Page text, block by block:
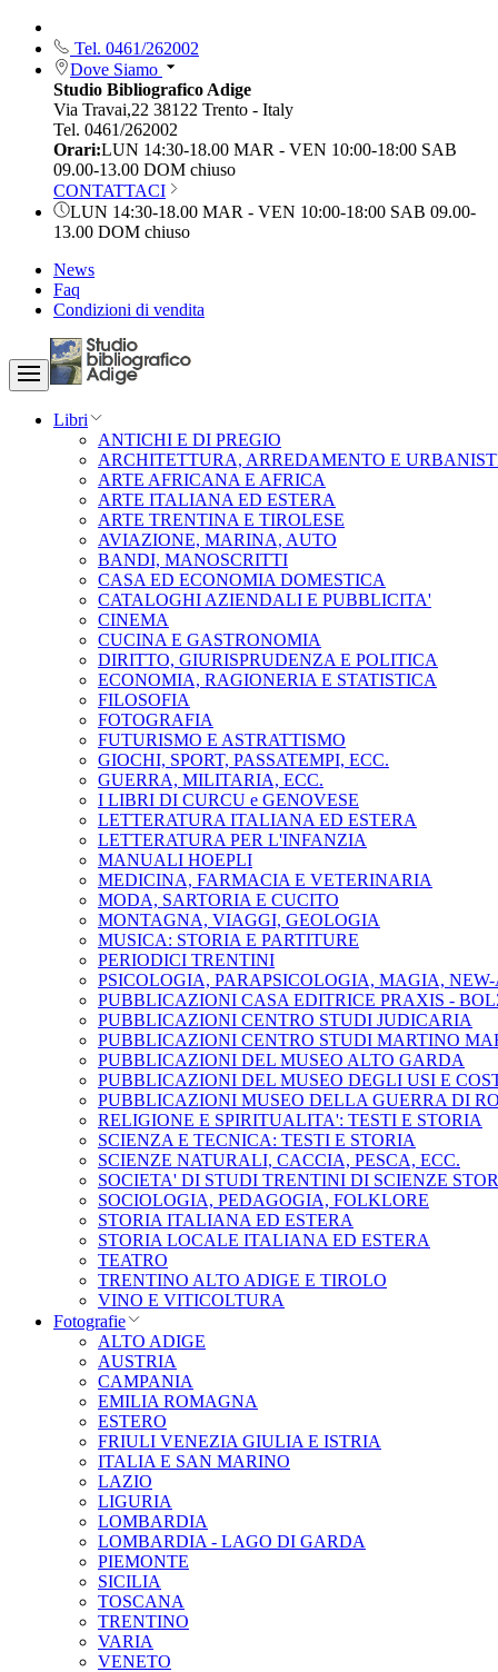
Tel. 0461/262002
Dove Siamo
Studio Bibliografico Adige
Via Travai,22 38122 Trento - Italy
Tel. 0461/262002
Orari:LUN 14:30-18.00 MAR - VEN 10:00-18:00 SAB
09.00-13.00 DOM chiuso
CONTATTACI
LUN 14:30-18.00 MAR - VEN 10:00-18:00 SAB 09.00-
13.00 DOM chiuso
News
Faq
Condizioni di vendita
Libri
ANTICHI E DI PREGIO
ARCHITETTURA, ARREDAMENTO E
ARTE AFRICANA E AFRICA
ARTE ITALIANA ED ESTERA
ARTE TRENTINA E TIROLESE
AVIAZIONE, MARINA, AUTO
BANDI, MANOSCRITTI
CASA ED ECONOMIA DOMESTICA
CATALOGHI AZIENDALI E PUBBLICITA'
CINEMA
CUCINA E GASTRONOMIA
DIRITTO, GIURISPRUDENZA E POLITICA
ECONOMIA, RAGIONERIA E STATISTICA
FILOSOFIA
FOTOGRAFIA
FUTURISMO E ASTRATTISMO
GIOCHI, SPORT, PASSATEMPI, ECC.
GUERRA, MILITARIA, ECC.
I LIBRI DI CURCU e GENOVESE
LETTERATURA ITALIANA ED ESTERA
LETTERATURA PER L'INFANZIA
MANUALI HOEPLI
MEDICINA, FARMACIA E VETERINARIA
MODA, SARTORIA E CUCITO
MONTAGNA, VIAGGI, GEOLOGIA
MUSICA: STORIA E PARTITURE
PERIODICI TRENTINI
PSICOLOGIA, PARAPSICOLOGIA, MAGIA,
PUBBLICAZIONI CASA EDITRICE PRAXIS -
PUBBLICAZIONI CENTRO STUDI JUDICARIA
PUBBLICAZIONI CENTRO STUDI MARTINO
PUBBLICAZIONI DEL MUSEO ALTO GARDA
PUBBLICAZIONI DEL MUSEO DEGLI USI E
PUBBLICAZIONI MUSEO DELLA GUERRA DI
RELIGIONE E SPIRITUALITA': TESTI E STORIA
SCIENZA E TECNICA: TESTI E STORIA
SCIENZE NATURALI, CACCIA, PESCA, ECC.
SOCIETA' DI STUDI TRENTINI DI SCIENZE
SOCIOLOGIA, PEDAGOGIA, FOLKLORE
STORIA ITALIANA ED ESTERA
STORIA LOCALE ITALIANA ED ESTERA
TEATRO
TRENTINO ALTO ADIGE E TIROLO
VINO E VITICOLTURA
Fotografie
ALTO ADIGE
AUSTRIA
CAMPANIA
EMILIA ROMAGNA
ESTERO
FRIULI VENEZIA GIULIA E ISTRIA
ITALIA E SAN MARINO
LAZIO
LIGURIA
LOMBARDIA
LOMBARDIA - LAGO DI GARDA
PIEMONTE
SICILIA
TOSCANA
TRENTINO
VARIA
VENETO